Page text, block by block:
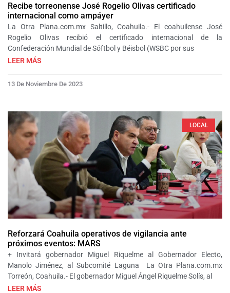
Recibe torreonense José Rogelio Olivas certificado
internacional como ampáyer
La Otra Plana.com.mx Saltillo, Coahuila.- El coahuilense José
Rogelio Olivas recibió el certificado internacional de la
Confederación Mundial de Sóftbol y Béisbol (WSBC por sus
LEER MÁS
13 De Noviembre De 2023
LOCAL
Reforzará Coahuila operativos de vigilancia ante
próximos eventos: MARS
+ Invitará gobernador Miguel Riquelme al Gobernador Electo,
Manolo Jiménez, al Subcomité Laguna La Otra Plana.com.mx
Torreón, Coahuila.- El gobernador Miguel Ángel Riquelme Solís, al
LEER MÁS